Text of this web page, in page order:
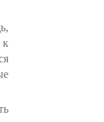
к